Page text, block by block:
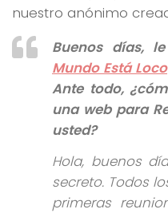
nuestro anónimo
Buenos días,
Mundo Está Loco
Ante todo,
una web para
usted?
Hola, buenos
secreto. Todos
primeras